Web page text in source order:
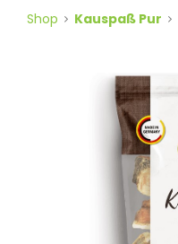
Shop Kauspaß Pur